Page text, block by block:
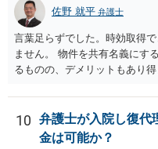
佐野 就平 弁護士
言葉足らずでした。時効取得
ません。 物件を共有名義にす
るものの、デメリットもあり
10
弁護士が入院し復代
金は可能か？